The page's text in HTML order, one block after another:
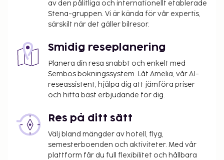
av den pålitliga och internationellt etablerade
Stena-gruppen. Vi är kända för vår expertis,
särskilt när det gäller bilresor.
Smidig reseplanering
Planera din resa snabbt och enkelt med
Sembos bokningssystem. Låt Amelia, vår AI-
reseassistent, hjälpa dig att jämföra priser
och hitta bäst erbjudande för dig.
Res på ditt sätt
Välj bland mängder av hotell, flyg,
semesterboenden och aktiviteter. Med vår
plattform får du full flexibilitet och hållbara